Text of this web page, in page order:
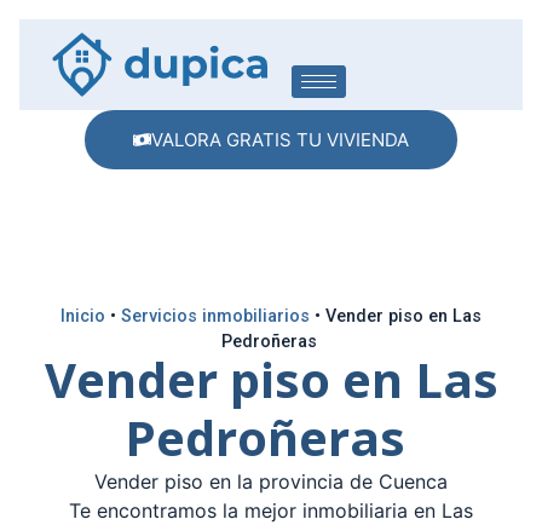
VALORA GRATIS TU VIVIENDA
Inicio • Servicios inmobiliarios • Vender piso en Las
Pedroñeras
Vender piso en Las
Pedroñeras
Vender piso en la provincia de Cuenca
Te encontramos la mejor inmobiliaria en Las